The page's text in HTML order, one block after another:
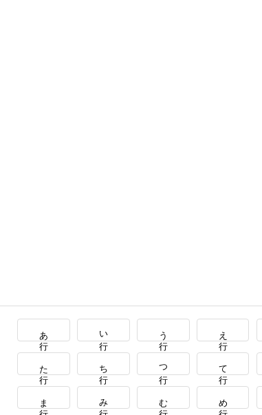
あ行 い行 う行 え行
た行 ち行 つ行 て行
ま行 み行 む行 め行